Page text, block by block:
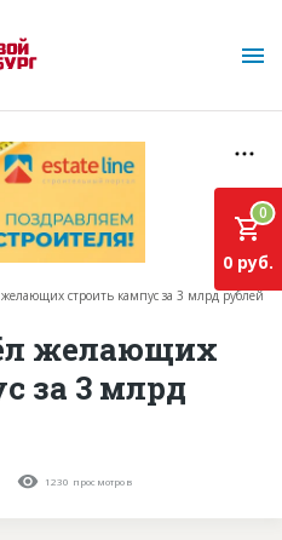
строить кампус за 3 млрд рублей
желающих
за 3 млрд
1230 просмотров
0
0 руб.